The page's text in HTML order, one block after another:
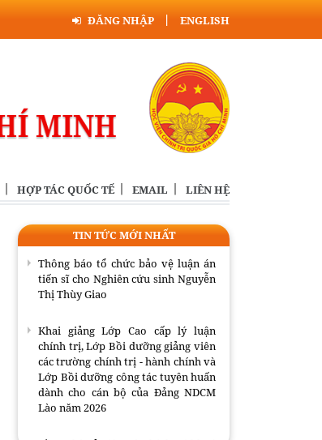
ĐĂNG NHẬP ENGLISH
HỢP TÁC QUỐC TẾ EMAIL LIÊN HỆ
TIN TỨC MỚI NHẤT
các trường chính trị - hành chính và
Lớp Bồi dưỡng công tác tuyên huấn
Đồng chí Uỷ viên Bộ Chính trị khoá
XIII, Chủ tịch Hội đồng Lý luận
Trung ương tiếp Trưởng đại diện
Bế giảng Lớp tập huấn giáo trình
Cao cấp lý luận chính trị và mô hình
tiến sĩ cho Nghiên cứu sinh Nguyễn
Thị Thùy Giao
chính trị, Lớp Bồi dưỡng giảng viên
các trường chính trị - hành chính và
Lớp Bồi dưỡng công tác tuyên huấn
dành cho cán bộ của Đảng NDCM
Lào năm 2026